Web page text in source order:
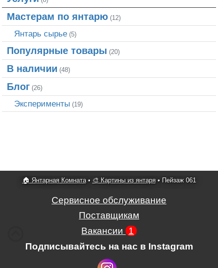
Мастерам по янтарю (12)
Янтарь сырье (5)
Популярные товары (20)
В наличии (48)
Блог (26)
Эксперименты (19)
🏠 Янтарная Комната• 🎨 Картины из янтаря • Пейзаж 061
Сервисное обслуживание
Поставщикам
Вакансии 1
Подписывайтесь на нас в Instagram